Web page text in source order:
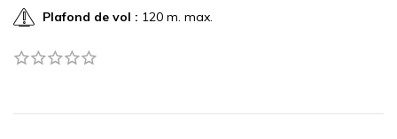
Plafond de vol : 120 m. max.